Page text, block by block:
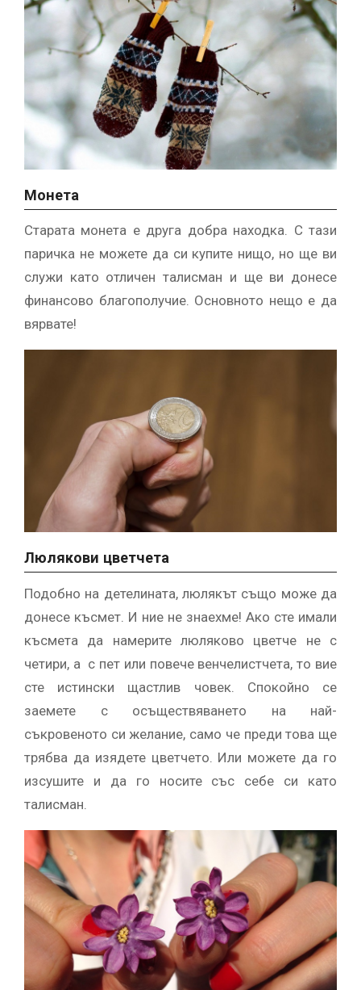
Монета
Старата монета е друга добра находка. С тази
паричка не можете да си купите нищо, но ще ви
служи като отличен талисман и ще ви донесе
финансово благополучие. Основното нещо е да
вярвате!
Люлякови цветчета
Подобно на детелината, люлякът също може да
донесе късмет. И ние не знаехме! Ако сте имали
късмета да намерите люляково цветче не с
четири, а с пет или повече венчелистчета, то вие
сте истински щастлив човек. Спокойно се
заемете с осъществяването на най-
съкровеното си желание, само че преди това ще
трябва да изядете цветчето. Или можете да го
изсушите и да го носите със себе си като
талисман.